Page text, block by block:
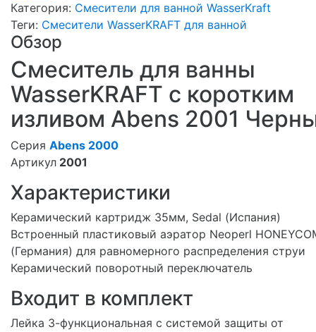
Категория: Смесители для ванной WasserKraft
Теги: Смесители WasserKRAFT для ванной
Обзор
Смеситель для ванны
WasserKRAFT с коротким
изливом Abens 2001
Серия Abens 2000
Артикул 2001
Характеристики
Керамический картридж 35мм, Sedal (Испания)
Встроенный пластиковый аэратор Neoperl
(Германия) для равномерного распределения струи
Керамический поворотный переключатель
Входит в комплект
Лейка 3-функциональная с системой защиты от